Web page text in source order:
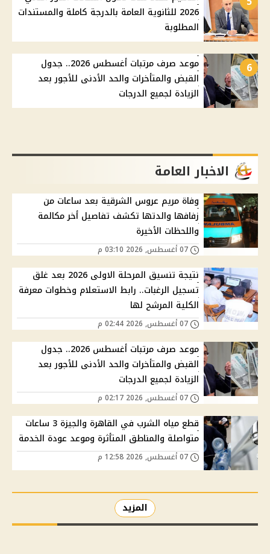
2026 للثانوية العامة بالدرجة كاملة والمستندات
المطلوبة
6
موعد صرف مرتبات أغسطس 2026.. جدول
القبض والمتأخرات والحد الأدنى للأجور بعد
الزيادة لجميع الدرجات
الاخبار العامة
وفاة مريم عروس الشرقية بعد ساعات من
زفافها والدتها تكشف تفاصيل أخر مكالمة
واللحظات الأخيرة
نتيجة تنسيق المرحلة الاولى 2026 بعد غلق
تسجيل الرغبات.. رابط الاستعلام وخطوات معرفة
الكلية المرشح لها
موعد صرف مرتبات أغسطس 2026.. جدول
القبض والمتأخرات والحد الأدنى للأجور بعد
الزيادة لجميع الدرجات
قطع مياه الشرب في القاهرة والجيزة 3 ساعات
متواصلة والمناطق المتأثرة وموعد عودة الخدمة
المزيد